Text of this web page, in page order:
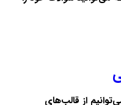
از قالب‌های